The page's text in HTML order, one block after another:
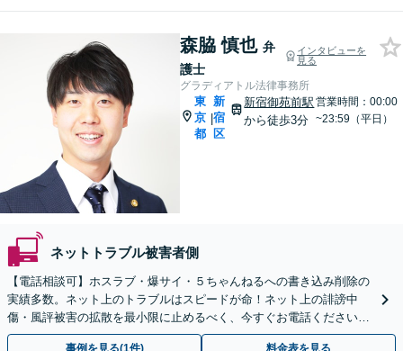
森脇 慎也 弁
護士
インタビューを
見る
グラディアトル法律事務所
東
京
都
|
新
宿
区
新宿御苑前駅
から徒歩3分
営業時間：00:00
~23:59（平日）
ネットトラブル被害者側
【電話相談可】ホスラブ・爆サイ・５ちゃんねるへの書き込み削除の
実績多数。ネット上のトラブルはスピードが命！ネット上の誹謗中
傷・風評被害の拡散を最小限に止めるべく、今すぐお電話ください。
情報削除に向けて全力を尽くします。
事例を見る(1件) 料金表を見る